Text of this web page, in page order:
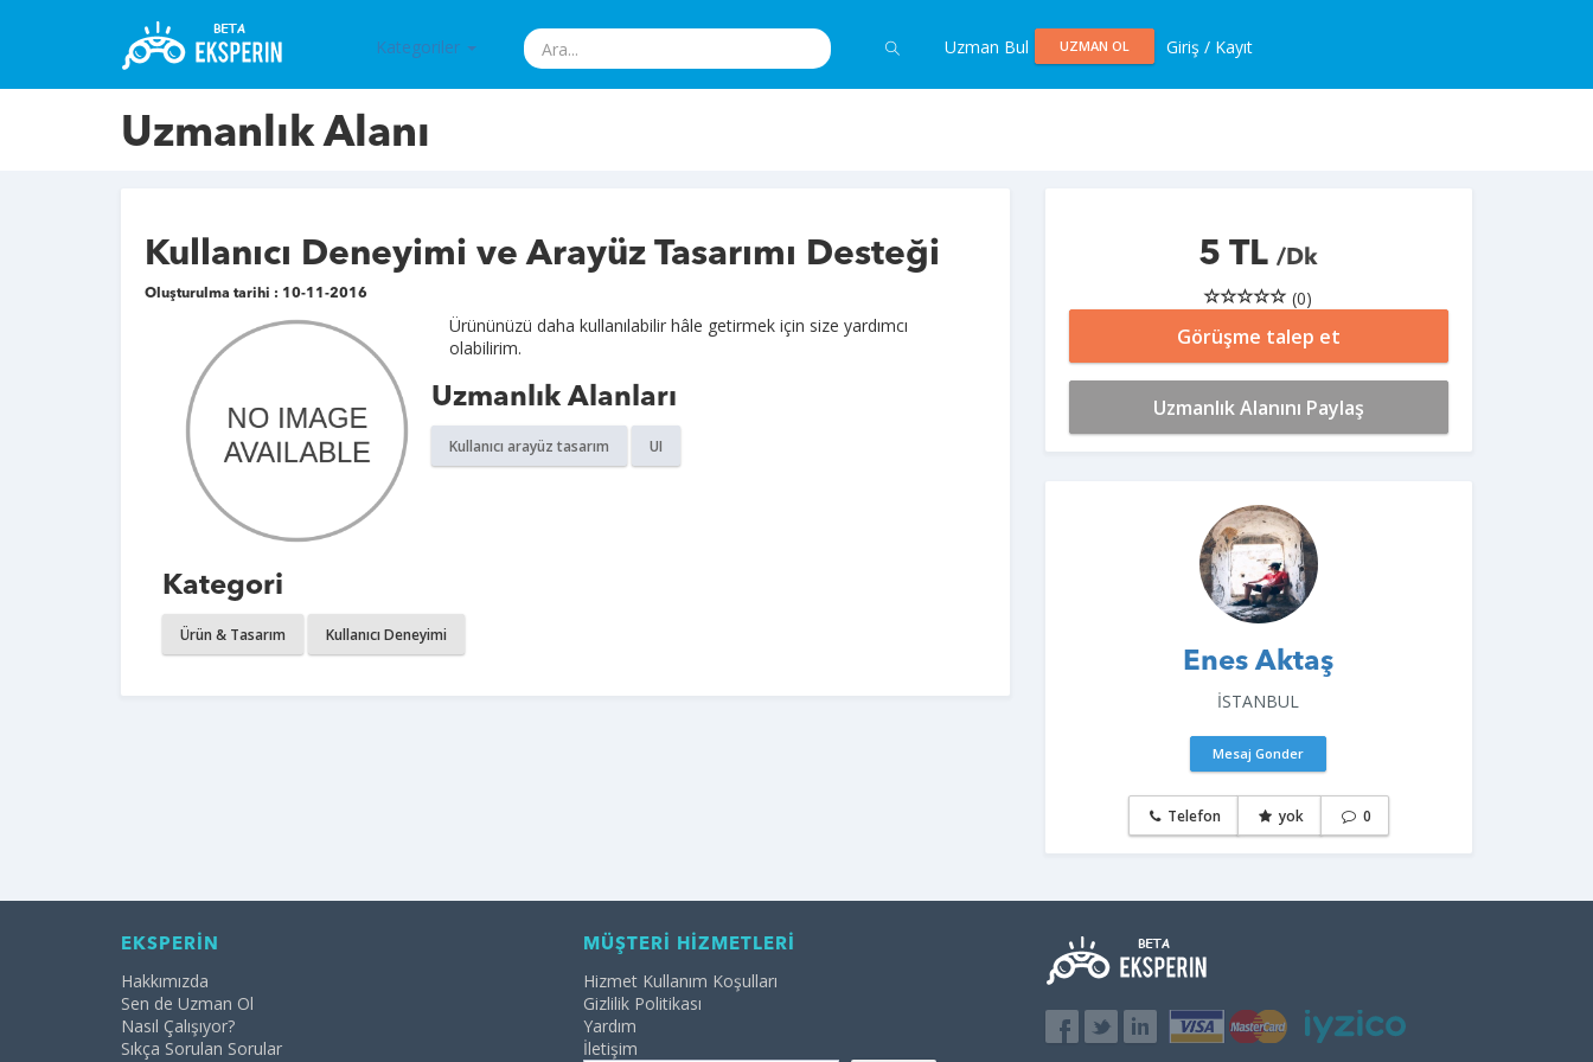
Kategoriler Uzman Bul UZMAN OL Giriş / Kayıt
Uzmanlık Alanı
Kullanıcı Deneyimi ve Arayüz Tasarımı Desteği
Oluşturulma tarihi : 10-11-2016
Ürününüzü daha kullanılabilir hâle getirmek için size yardımcı
olabilirim.
Uzmanlık Alanları
Kullanıcı arayüz tasarım UI
Kategori
Ürün & Tasarım Kullanıcı Deneyimi
5 TL/Dk
(0)
Görüşme talep et
Uzmanlık Alanını Paylaş
Enes Aktaş
İSTANBUL
Mesaj Gonder
Telefon yok 0
EKSPERİN
Hakkımızda
Sen de Uzman Ol
Nasıl Çalışıyor?
Sıkça Sorulan Sorular
MÜŞTERİ HİZMETLERİ
Hizmet Kullanım Koşulları
Gizlilik Politikası
Yardım
İletişim